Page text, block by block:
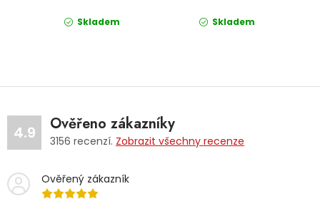
Skladem Skladem
4.9 Ověřeno zákazníky
3156 recenzí. Zobrazit všechny recenze
Ověřený zákazník